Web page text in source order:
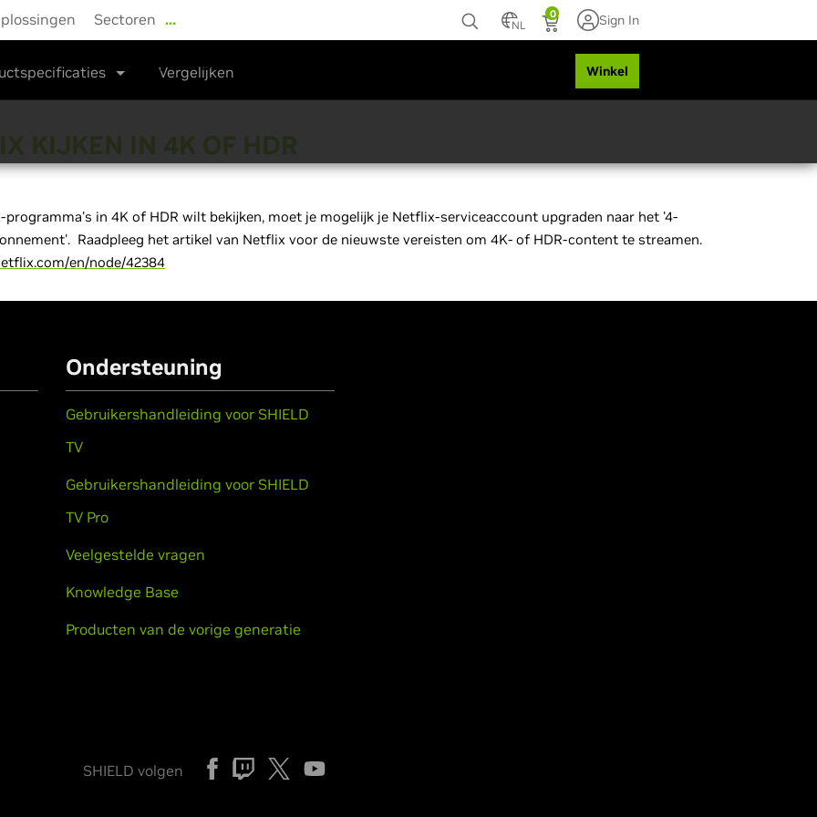
Sectoren …
Shop Stuurprogramma's
NL
0 Sign In
Vergelijken Winkel
KIJKEN IN 4K OF HDR
in 4K of HDR wilt bekijken, moet je mogelijk je Netflix-serviceaccount upgraden naar het '4-
Raadpleeg het artikel van Netflix voor de nieuwste vereisten om 4K- of HDR-content te streamen.
en/node/42384
Ondersteuning
Gebruikershandleiding voor SHIELD
TV
Gebruikershandleiding voor SHIELD
TV Pro
Veelgestelde vragen
Knowledge Base
Producten van de vorige generatie
SHIELD volgen